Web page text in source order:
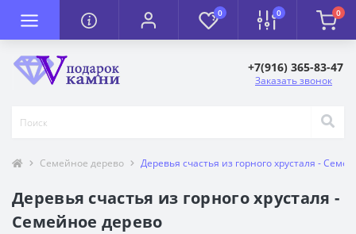
0 0 0
+7(916) 365-83-47
Заказать звонок
Семейное дерево Деревья счастья из горного хрусталя -
Деревья счастья из горного хрусталя -
Семейное дерево